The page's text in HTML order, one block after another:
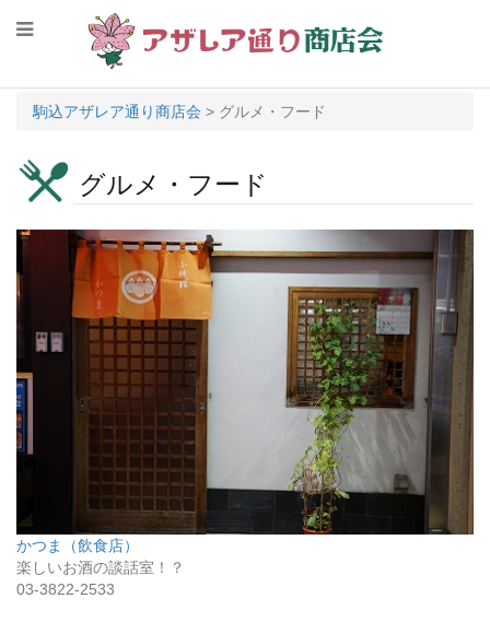
駒込アザレア通り商店会 > グルメ・フード
グルメ・フード
かつま（飲食店）
楽しいお酒の談話室！？
03-3822-2533